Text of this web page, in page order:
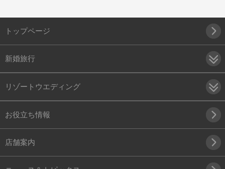
トップページ
新婚旅行
リゾートウエディング
お役立ち情報
店舗案内